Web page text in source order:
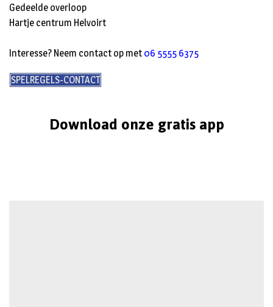
Gedeelde overloop
Hartje centrum Helvoirt
Interesse? Neem contact op met 06 5555 6375
SPELREGELS-CONTACT
Download onze gratis app